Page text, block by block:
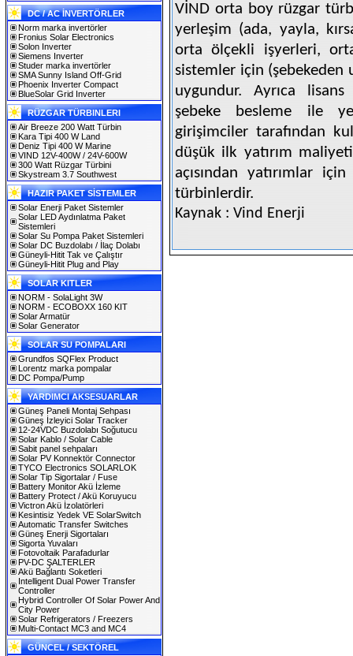
DC / AC İNVERTÖRLER
Norm marka invertörler
Fronius Solar Electronics
Solon Inverter
Siemens Inverter
Studer marka invertörler
SMA Sunny Island Off-Grid
Phoenix Inverter Compact
BlueSolar Grid Inverter
RÜZGAR TÜRBINLERI
Air Breeze 200 Watt Türbin
Kara Tipi 400 W Land
Deniz Tipi 400 W Marine
VIND 12V-400W / 24V-600W
300 Watt Rüzgar Türbini
Skystream 3.7 Southwest
HAZIR PAKET SİSTEMLER
Solar Enerji Paket Sistemler
Solar LED Aydınlatma Paket
Sistemleri
Solar Su Pompa Paket Sistemleri
Solar DC Buzdolabı / İlaç Dolabı
Güneyli-Hitit Tak ve Çalıştır
Güneyli-Hitit Plug and Play
SOLAR KITLER
NORM - SolaLight 3W
NORM - ECOBOXX 160 KIT
Solar Armatür
Solar Generator
SOLAR SU POMPALARI
Grundfos SQFlex Product
Lorentz marka pompalar
DC Pompa/Pump
YARDIMCI AKSESUARLAR
Güneş Paneli Montaj Sehpası
Güneş İzleyici Solar Tracker
12-24VDC Buzdolabı Soğutucu
Solar Kablo / Solar Cable
Sabit panel sehpaları
Solar PV Konnektör Connector
TYCO Electronics SOLARLOK
Solar Tip Sigortalar / Fuse
Battery Monitor Akü İzleme
Battery Protect / Akü Koruyucu
Victron Akü İzolatörleri
Kesintisiz Yedek VE SolarSwitch
Automatic Transfer Switches
Güneş Enerji Sigortaları
Sigorta Yuvaları
Fotovoltaik Parafadurlar
PV-DC ŞALTERLER
Akü Bağlantı Soketleri
Intelligent Dual Power Transfer
Controller
Hybrid Controller Of Solar Power And
City Power
Solar Refrigerators / Freezers
Multi-Contact MC3 and MC4
GÜNCEL / SEKTÖREL
VİND orta boy rüzgar
yerleşim (ada, yayla,
orta ölçekli işyerleri,
sistemler için (şebekeden
uygundur. Ayrıca
şebeke besleme ile
girişimciler tarafından
düşük ilk yatırım
açısından yatırımlar
türbinlerdir.
Kaynak : Vind Enerji